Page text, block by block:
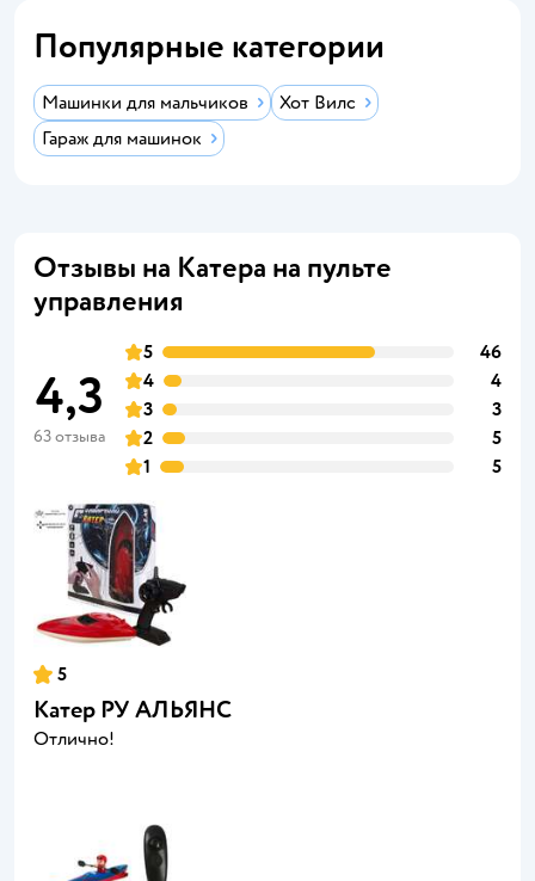
Популярные категории
Машинки для мальчиков
Хот Вилс
Гараж для машинок
Отзывы на Катера на пульте
управления
4,3
63 отзыва
5
46
4
4
3
3
2
5
1
5
5
Катер РУ АЛЬЯНС
Отлично!